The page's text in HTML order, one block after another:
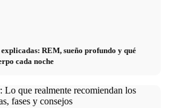
explicadas: REM, sueño profundo y qué
cada noche